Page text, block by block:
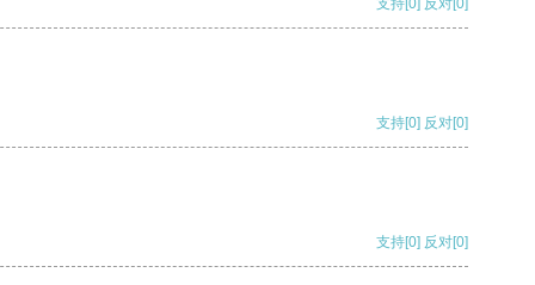
支持[0] 反对[0]
支持[0] 反对[0]
支持[0] 反对[0]